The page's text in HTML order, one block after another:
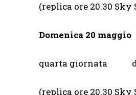
(replica ore 20.30 Sky
Domenica 20 maggio
quarta giornata
(replica ore 20.30 Sky